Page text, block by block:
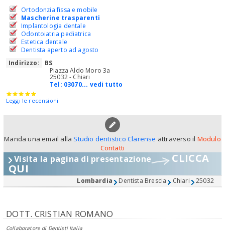
Ortodonzia fissa e mobile
Mascherine trasparenti
Implantologia dentale
Odontoiatria pediatrica
Estetica dentale
Dentista aperto ad agosto
Indirizzo:
BS:
Piazza Aldo Moro 3a
25032 - Chiari
Tel: 03070... vedi tutto
Leggi le recensioni
Manda una email alla Studio dentistico Clarense attraverso il Modulo
Contatti
Visita la pagina di presentazione CLICCA
QUI
Lombardia Dentista Brescia Chiari 25032
DOTT. CRISTIAN ROMANO
Collaboratore di Dentisti Italia